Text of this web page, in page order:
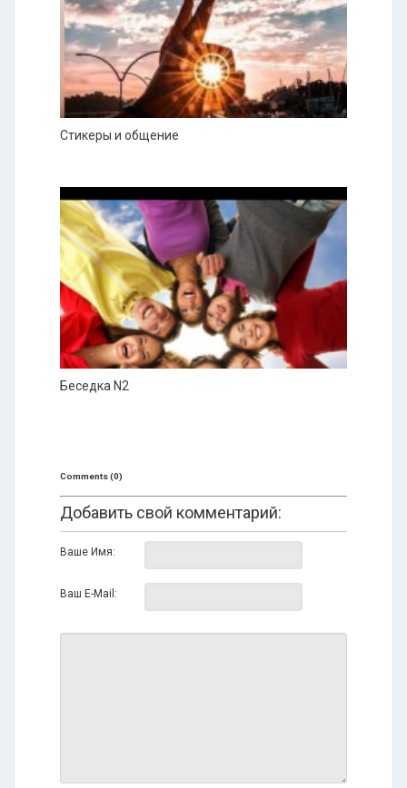
Стикеры и общение
Беседка N2
Comments (0)
Добавить свой комментарий:
Ваше Имя:
Ваш E-Mail: